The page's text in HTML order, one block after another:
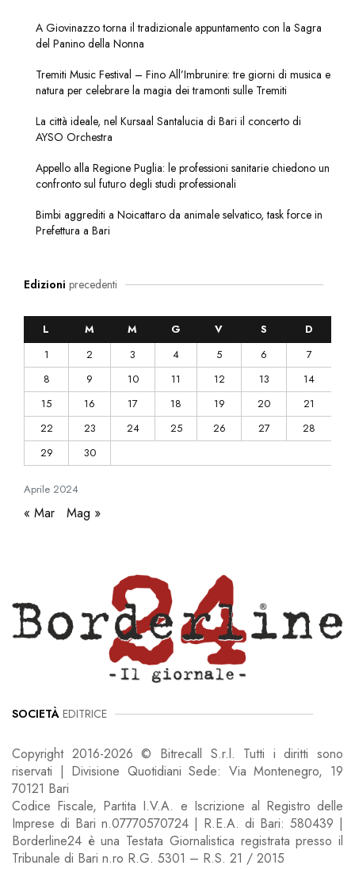
A Giovinazzo torna il tradizionale appuntamento con la Sagra
del Panino della Nonna
Tremiti Music Festival – Fino All’Imbrunire: tre giorni di musica e
natura per celebrare la magia dei tramonti sulle Tremiti
La città ideale, nel Kursaal Santalucia di Bari il concerto di
AYSO Orchestra
Appello alla Regione Puglia: le professioni sanitarie chiedono un
confronto sul futuro degli studi professionali
Bimbi aggrediti a Noicattaro da animale selvatico, task force in
Prefettura a Bari
Edizioni precedenti
Aprile 2024
L M M G V S
D
1
2 3 4 5 6
7
8
9 10 11 12 13
14
15
16 17 18 19 20
21
22
23 24 25 26 27
28
29
30
« Mar Mag »
SOCIETÀ EDITRICE
Copyright 2016-2026 © Bitrecall S.r.l. Tutti i diritti sono
riservati | Divisione Quotidiani Sede: Via Montenegro, 19
70121 Bari
Codice Fiscale, Partita I.V.A. e Iscrizione al Registro delle
Imprese di Bari n.07770570724 | R.E.A. di Bari: 580439 |
Borderline24 è una Testata Giornalistica registrata presso il
Tribunale di Bari n.ro R.G. 5301 – R.S. 21 / 2015